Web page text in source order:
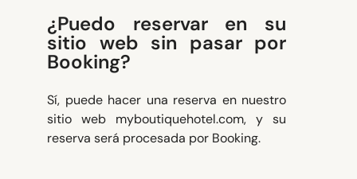
¿Puedo reservar en su
sitio web sin pasar por
Booking?
Sí, puede hacer una reserva en nuestro
sitio web myboutiquehotel.com, y su
reserva será procesada por Booking.